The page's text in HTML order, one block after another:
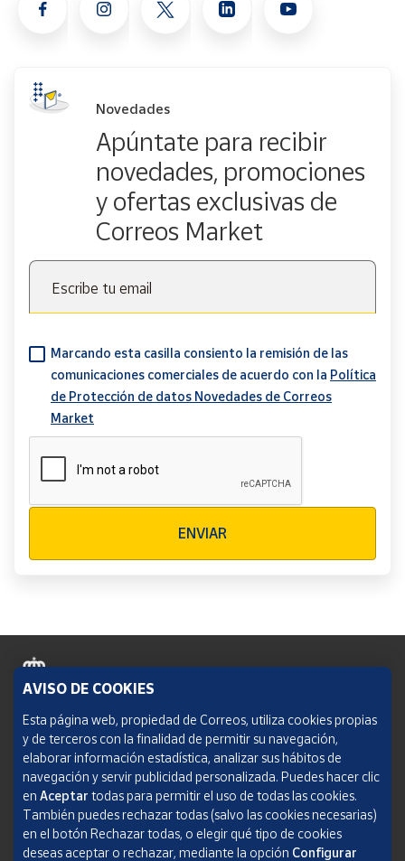
Novedades
Apúntate para recibir
novedades, promociones
y ofertas exclusivas de
Correos Market
Escribe tu email
Marcando esta casilla consiento la remisión de las
comunicaciones comerciales de acuerdo con la Política
de Protección de datos Novedades de Correos
Market
ENVIAR
Política de cookies
Aviso legal
Condiciones del servicio
Política de Privacidad Web
AVISO DE COOKIES
Esta página web, propiedad de Correos, utiliza cookies propias
y de terceros con la finalidad de permitir su navegación,
elaborar información estadística, analizar sus hábitos de
navegación y servir publicidad personalizada. Puedes hacer clic
en Aceptar todas para permitir el uso de todas las cookies.
También puedes rechazar todas (salvo las cookies necesarias)
en el botón Rechazar todas, o elegir qué tipo de cookies
deseas aceptar o rechazar, mediante la opción Configurar